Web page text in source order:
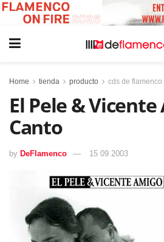
Home tienda producto cds de flamenco
El Pele & Vicente
Canto
by DeFlamenco 15 09 2003